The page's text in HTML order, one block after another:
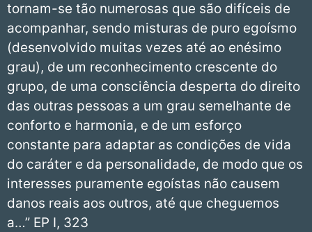
tornam-se tão numerosas que são difíceis de
acompanhar, sendo misturas de puro egoísmo
(desenvolvido muitas vezes até ao enésimo
grau), de um reconhecimento crescente do
grupo, de uma consciência desperta do direito
das outras pessoas a um grau semelhante de
conforto e harmonia, e de um esforço
constante para adaptar as condições de vida
do caráter e da personalidade, de modo que os
interesses puramente egoístas não causem
danos reais aos outros, até que cheguemos
a…” EP I, 323